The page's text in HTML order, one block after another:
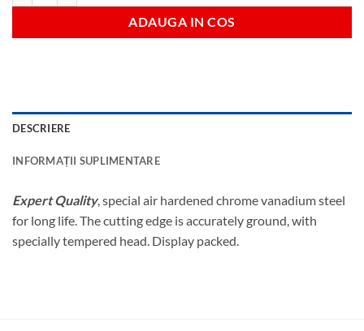
ADAUGA IN COS
DESCRIERE
INFORMAȚII SUPLIMENTARE
Expert Quality, special air hardened chrome vanadium steel
for long life. The cutting edge is accurately ground, with
specially tempered head. Display packed.